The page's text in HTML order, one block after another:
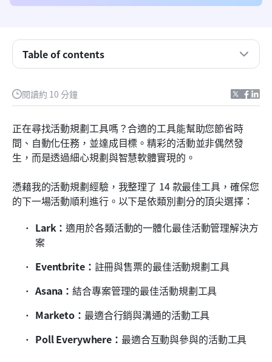
閱讀約 10 分鐘
正在尋找活動規劃工具嗎？合適的工具能幫助您節省時
間、自動化任務，並達成目標。精彩的活動並非偶然發
生，而是透過細心規劃與智慧軟體實現的。
憑藉我的活動規劃經驗，我整理了 14 款最佳工具，確保您
的下一場活動順利進行。以下是依類別劃分的頂尖選擇：
Lark：適用於各類活動的一體化最佳活動管理解決方
案
Eventbrite： 註冊與售票的最佳活動規劃工具
Asana：結合專案管理的最佳活動規劃工具
Marketo： 最適合行銷與溝通的活動工具
Poll Everywhere： 最適合互動與參與的活動工具
Table of contents
什麼是活動規劃工具？
一覽最佳活動規劃工具
活動規劃工具，用於註冊與售票
結合專案管理的活動規劃工具
行銷與溝通的活動規劃工具
活動規劃工具，用於參與與互動
如何選擇合適的活動規劃工具？
結論